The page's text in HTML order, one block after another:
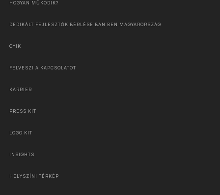
HOGYAN MŰKÖDIK?
DEDIKÁLT FEJLESZTŐK BÉRLÉSE BAN BEN MAGYARORSZÁG
GYIK
FELVESZI A KAPCSOLATOT
KARRIER
PRESS KIT
LOGO KIT
INSIGHTS
HELYSZÍNI TÉRKÉP